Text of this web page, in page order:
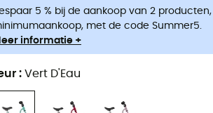
5 % bij de aankoop van 2
met de code Summer5.
informatie +
: Vert D'Eau